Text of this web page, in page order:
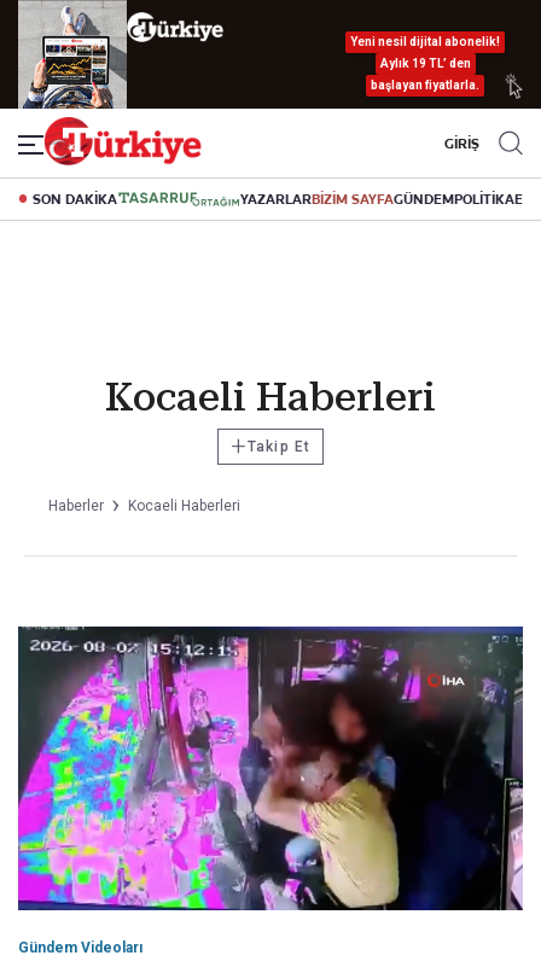
Yeni nesil dijital abonelik!
Aylık 19 TL’ den
başlayan fiyatlarla.
GİRİŞ
SON DAKİKA YAZARLARBİZİM SAYFAGÜNDEMPOLİTİKA
Kocaeli Haberleri
+Takip Et
Haberler Kocaeli Haberleri
Gündem Videoları